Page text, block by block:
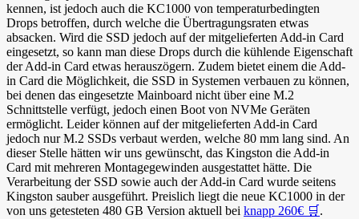
kennen, ist jedoch auch die KC1000 von temperaturbedingten
Drops betroffen, durch welche die Übertragungsraten etwas
absacken. Wird die SSD jedoch auf der mitgelieferten Add-in Card
eingesetzt, so kann man diese Drops durch die kühlende Eigenschaft
der Add-in Card etwas herauszögern. Zudem bietet einem die Add-
in Card die Möglichkeit, die SSD in Systemen verbauen zu können,
bei denen das eingesetzte Mainboard nicht über eine M.2
Schnittstelle verfügt, jedoch einen Boot von NVMe Geräten
ermöglicht. Leider können auf der mitgelieferten Add-in Card
jedoch nur M.2 SSDs verbaut werden, welche 80 mm lang sind. An
dieser Stelle hätten wir uns gewünscht, das Kingston die Add-in
Card mit mehreren Montagegewinden ausgestattet hätte. Die
Verarbeitung der SSD sowie auch der Add-in Card wurde seitens
Kingston sauber ausgeführt. Preislich liegt die neue KC1000 in der
von uns getesteten 480 GB Version aktuell bei knapp 260€ 🛒 .